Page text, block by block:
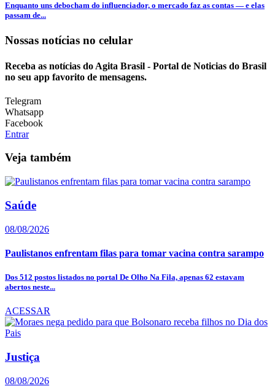
Enquanto uns debocham do influenciador, o mercado faz as contas — e elas
passam de...
Nossas notícias no celular
Receba as notícias do Agita Brasil - Portal de Noticias do Brasil
no seu app favorito de mensagens.
Telegram
Whatsapp
Facebook
Entrar
Veja também
Saúde
08/08/2026
Paulistanos enfrentam filas para tomar vacina contra sarampo
Dos 512 postos listados no portal De Olho Na Fila, apenas 62 estavam
abertos neste...
ACESSAR
Justiça
08/08/2026